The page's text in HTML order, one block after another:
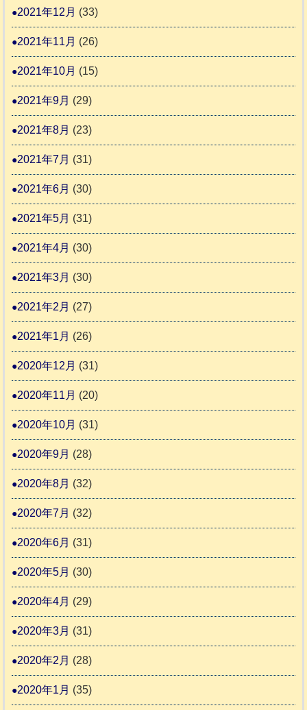
2021年12月 (33)
2021年11月 (26)
2021年10月 (15)
2021年9月 (29)
2021年8月 (23)
2021年7月 (31)
2021年6月 (30)
2021年5月 (31)
2021年4月 (30)
2021年3月 (30)
2021年2月 (27)
2021年1月 (26)
2020年12月 (31)
2020年11月 (20)
2020年10月 (31)
2020年9月 (28)
2020年8月 (32)
2020年7月 (32)
2020年6月 (31)
2020年5月 (30)
2020年4月 (29)
2020年3月 (31)
2020年2月 (28)
2020年1月 (35)